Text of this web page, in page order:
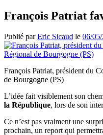
François Patriat
Publié parEric Sicaud le 06/
François Patriat, président du
de Bourgogne (PS)
L’idée fait visiblement son
la République, lors de son
Ce n’est pas vraiment une
prochain, un report qui